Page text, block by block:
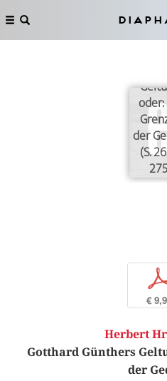
der
(S.
€
Herbert
Gotthard Günthers
der